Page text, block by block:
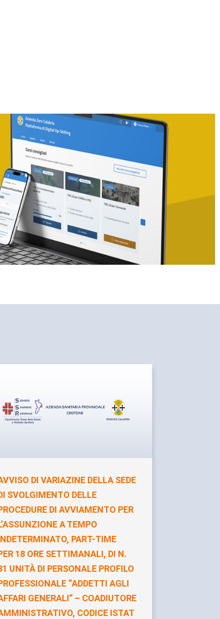
DI VARIAZINE DELLA SEDE
SVOLGIMENTO DELLE
DI AVVIAMENTO PER
A TEMPO
PART-TIME
18 ORE SETTIMANALI, DI N.
UNITÀ DI PERSONALE PROFILO
“ADDETTI AGLI
GENERALI” – COADIUTORE
CODICE ISTAT